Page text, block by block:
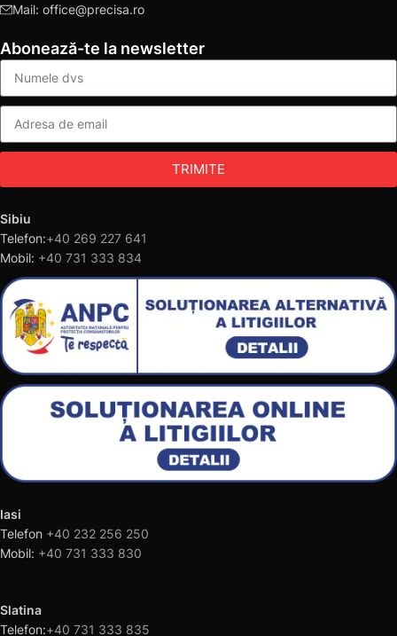
Mail: office@precisa.ro
Abonează-te la newsletter
TRIMITE
Sibiu
Telefon:+40 269 227 641
Mobil: +40 731 333 834
Iasi
Telefon +40 232 256 250
Mobil: +40 731 333 830
Slatina
Telefon:+40 731 333 835